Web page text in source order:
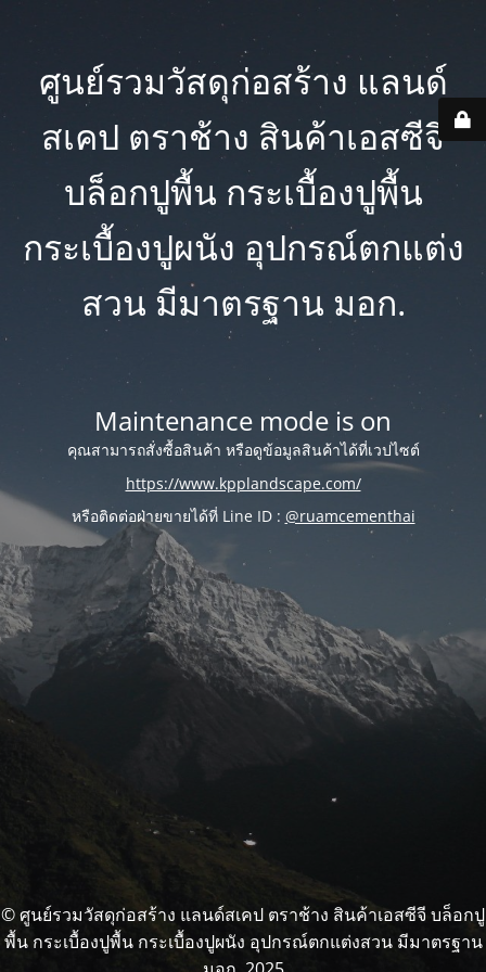
ศูนย์รวมวัสดุก่อสร้าง แลนด์
สเคป ตราช้าง สินค้าเอสซีจี
บล็อกปูพื้น กระเบื้องปูพื้น
กระเบื้องปูผนัง อุปกรณ์ตกแต่ง
สวน มีมาตรฐาน มอก.
Maintenance mode is on
คุณสามารถสั่งซื้อสินค้า หรือดูข้อมูลสินค้าได้ที่เวปไซต์
https://www.kpplandscape.com/
หรือติดต่อฝ่ายขายได้ที่ Line ID : @ruamcementhai
© ศูนย์รวมวัสดุก่อสร้าง แลนด์สเคป ตราช้าง สินค้าเอสซีจี บล็อกปู
พื้น กระเบื้องปูพื้น กระเบื้องปูผนัง อุปกรณ์ตกแต่งสวน มีมาตรฐาน